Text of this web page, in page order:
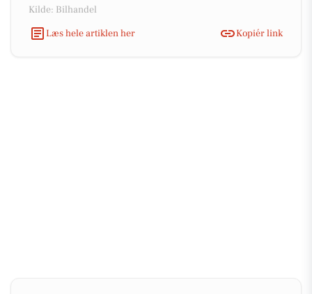
Kilde: Bilhandel
Læs hele artiklen her
Kopiér link